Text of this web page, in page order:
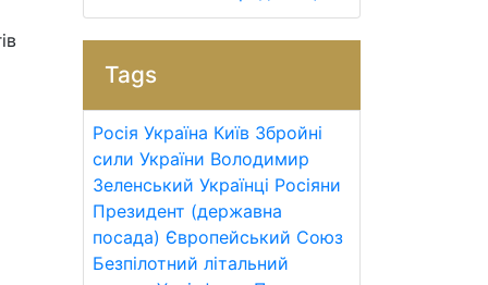
Tags
Росія Україна Київ Збройні
сили України Володимир
Зеленський Українці Росіяни
Президент (державна
посада) Європейський Союз
Безпілотний літальний